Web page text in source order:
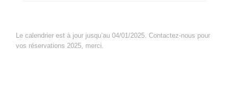
Le calendrier est à jour jusqu’au 04/01/2025. Contactez-nous pour
vos réservations 2025, merci.